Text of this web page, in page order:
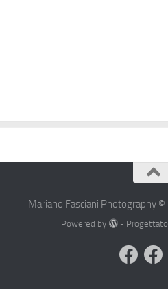
Mariano Fasciani Photography
Powered by - Progettato